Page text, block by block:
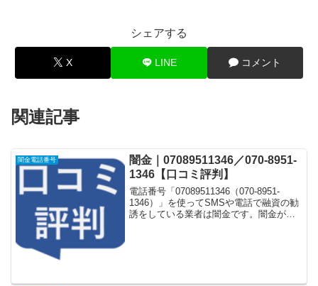
シェアする
X LINE コメント
関連記事
闇金電話番号
闇金｜07089511346／070-8951-
1346【口コミ評判】
電話番号「07089511346（070-8951-
1346）」を使ってSMSや電話で融資の勧
誘をしている業者は闇金です。闇金が運